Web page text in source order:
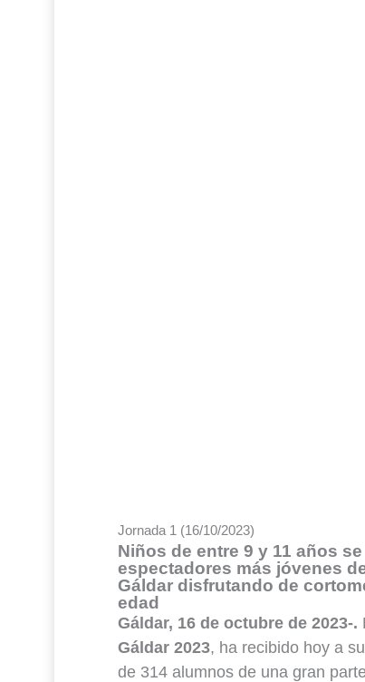
Jornada 1 (16/10/2023)
Niños de entre 9 y 11 años
espectadores más jóvenes
Gáldar disfrutando de
edad
Gáldar, 16 de octubre de 2023-.
Gáldar 2023, ha recibido hoy a
de 314 alumnos de una gran